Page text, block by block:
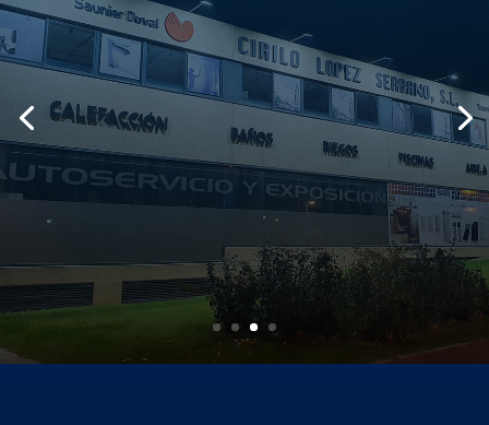
REPARTO A
DOMICILIO
Contamos con flota de vehiculos,
consultar condiciones del servicio
HACER PEDIDO